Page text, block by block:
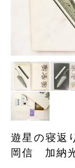
遊星の寝
岡信 加納